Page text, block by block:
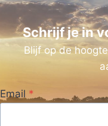
Schrijf je in
Blijf op de
Email *